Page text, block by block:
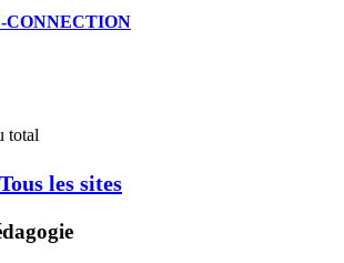
CONNECTION
total
Tous les sites